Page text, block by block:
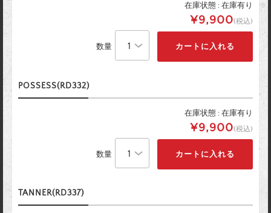
在庫状態 : 在庫有り
¥9,900(税込)
数量
POSSESS(RD332)
在庫状態 : 在庫有り
¥9,900(税込)
数量
TANNER(RD337)